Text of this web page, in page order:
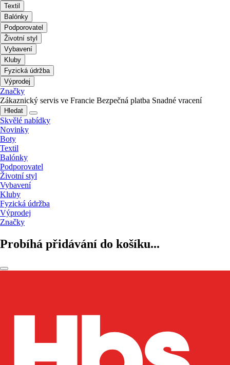
Textil
Balónky
Podporovatel
Životní styl
Vybavení
Kluby
Fyzická údržba
Výprodej
Značky
Zákaznický servis ve Francie Bezpečná platba Snadné vracení
Hledat
Skvělé nabídky
Novinky
Boty
Textil
Balónky
Podporovatel
Životní styl
Vybavení
Kluby
Fyzická údržba
Výprodej
Značky
Probíhá přidávání do košíku...